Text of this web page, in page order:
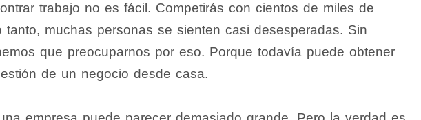
trabajo no es fácil. Competirás con cientos de miles de
tanto, muchas personas se sienten casi desesperadas. Sin
que preocuparnos por eso. Porque todavía puede obtener
de un negocio desde casa.